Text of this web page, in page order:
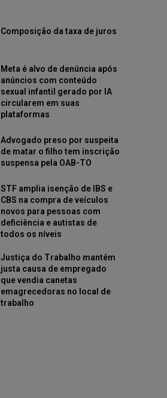
Composição da taxa de juros
Meta é alvo de denúncia após
anúncios com conteúdo
sexual infantil gerado por IA
circularem em suas
plataformas
Advogado preso por suspeita
de matar o filho tem inscrição
suspensa pela OAB-TO
STF amplia isenção de IBS e
CBS na compra de veículos
novos para pessoas com
deficiência e autistas de
todos os níveis
Justiça do Trabalho mantém
justa causa de empregado
que vendia canetas
emagrecedoras no local de
trabalho